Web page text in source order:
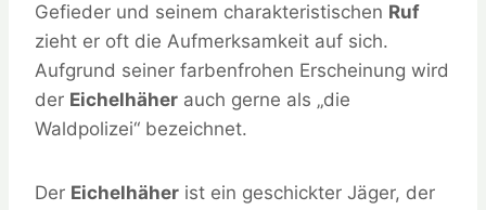
Gefieder und seinem charakteristischen Ruf
zieht er oft die Aufmerksamkeit auf sich.
Aufgrund seiner farbenfrohen Erscheinung wird
der Eichelhäher auch gerne als „die
Waldpolizei“ bezeichnet.
Der Eichelhäher ist ein geschickter Jäger, der